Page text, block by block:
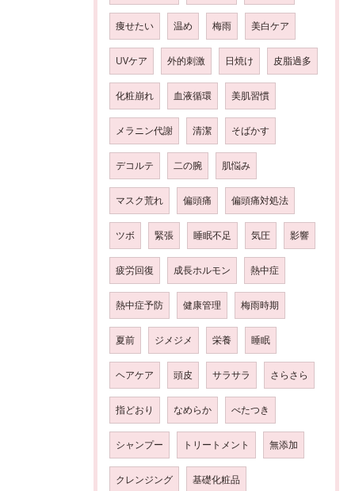
痩せたい 温め 梅雨 美白ケア
UVケア 外的刺激 日焼け 皮脂過多
化粧崩れ 血液循環 美肌習慣
メラニン代謝 清潔 そばかす
デコルテ 二の腕 肌悩み
マスク荒れ 偏頭痛 偏頭痛対処法
ツボ 緊張 睡眠不足 気圧 影響
疲労回復 成長ホルモン 熱中症
熱中症予防 健康管理 梅雨時期
夏前 ジメジメ 栄養 睡眠
ヘアケア 頭皮 サラサラ さらさら
指どおり なめらか べたつき
シャンプー トリートメント 無添加
クレンジング 基礎化粧品